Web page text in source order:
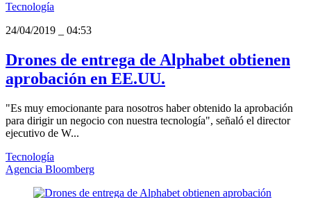
Tecnología
24/04/2019
04:53
Drones de entrega de Alphabet obtienen
aprobación en EE.UU.
"Es muy emocionante para nosotros haber obtenido la aprobación
para dirigir un negocio con nuestra tecnología", señaló el director
ejecutivo de W...
Tecnología
Agencia Bloomberg